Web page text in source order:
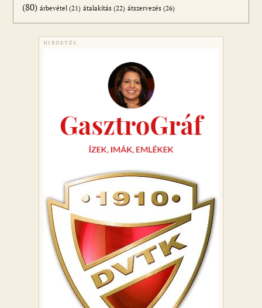
(80) árbevétel (21) átalakítás (22) átszervezés (26)
HIRDETÉS